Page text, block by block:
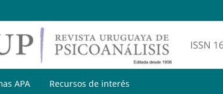
APA Recursos de interés